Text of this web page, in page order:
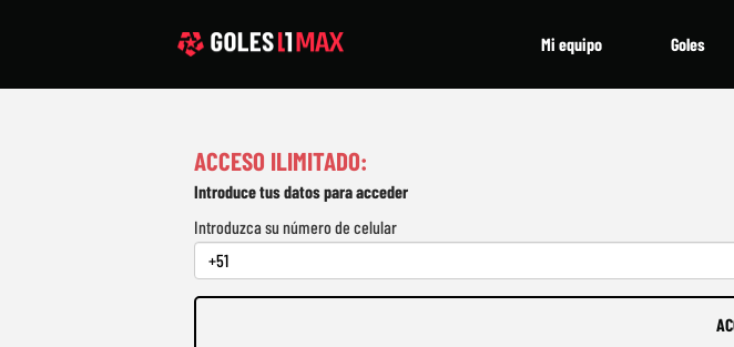
Mi equipo Goles
ACCESO ILIMITADO:
Introduce tus datos para acceder
Introduzca su número de celular